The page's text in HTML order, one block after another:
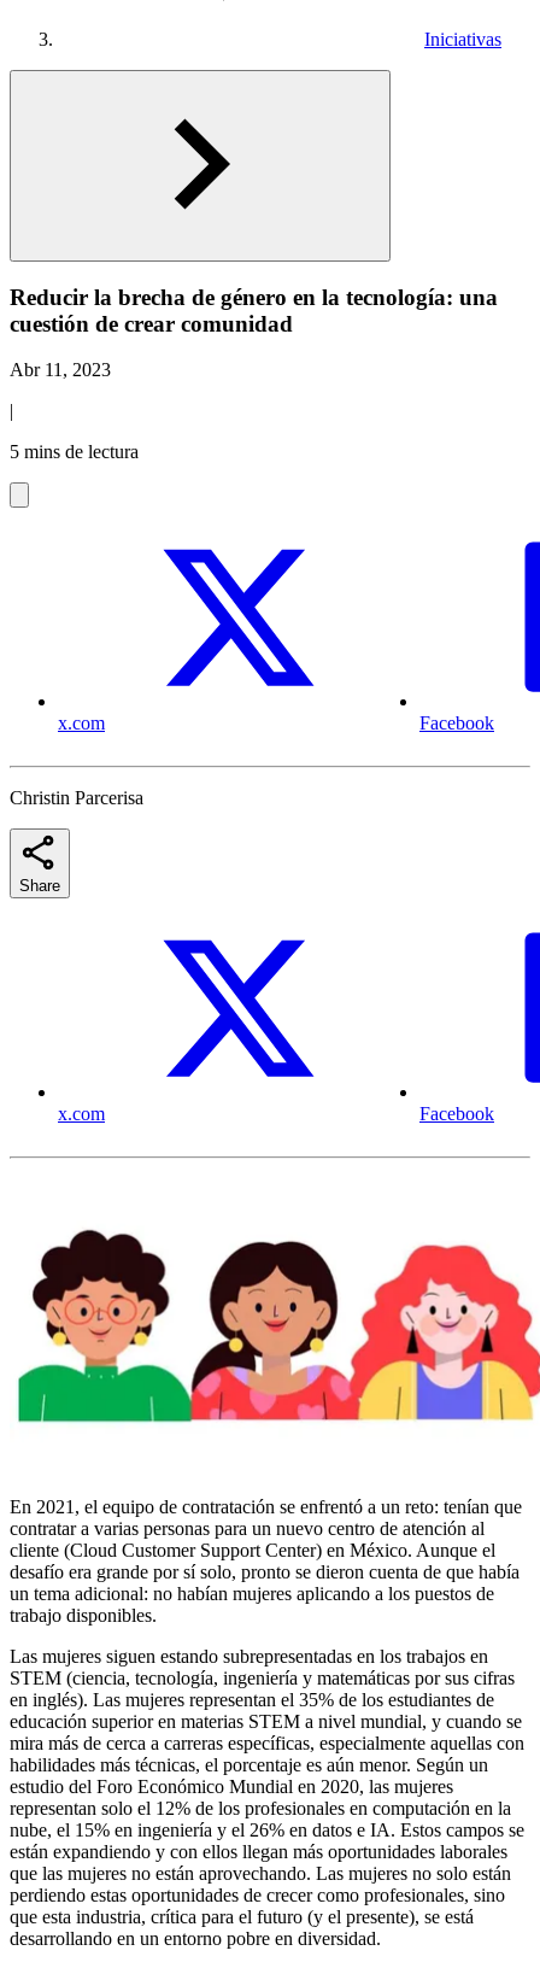
Iniciativas
Reducir la brecha de género en la tecnología: una
cuestión de crear comunidad
Abr 11, 2023
|
5 mins de lectura
x.com Facebook
Christin Parcerisa
Share
x.com Facebook
En 2021, el equipo de contratación se enfrentó a un reto: tenían que
contratar a varias personas para un nuevo centro de atención al
cliente (Cloud Customer Support Center) en México. Aunque el
desafío era grande por sí solo, pronto se dieron cuenta de que había
un tema adicional: no habían mujeres aplicando a los puestos de
trabajo disponibles.
Las mujeres siguen estando subrepresentadas en los trabajos en
STEM (ciencia, tecnología, ingeniería y matemáticas por sus cifras
en inglés). Las mujeres representan el 35% de los estudiantes de
educación superior en materias STEM a nivel mundial, y cuando se
mira más de cerca a carreras específicas, especialmente aquellas con
habilidades más técnicas, el porcentaje es aún menor. Según un
estudio del Foro Económico Mundial en 2020, las mujeres
representan solo el 12% de los profesionales en computación en la
nube, el 15% en ingeniería y el 26% en datos e IA. Estos campos se
están expandiendo y con ellos llegan más oportunidades laborales
que las mujeres no están aprovechando. Las mujeres no solo están
perdiendo estas oportunidades de crecer como profesionales, sino
que esta industria, crítica para el futuro (y el presente), se está
desarrollando en un entorno pobre en diversidad.